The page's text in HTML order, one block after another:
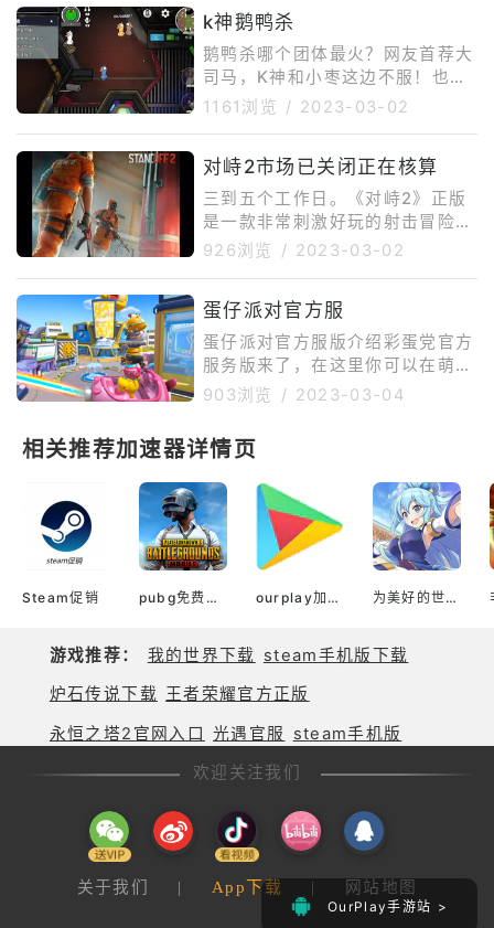
OurPlay手游站 >
（鸭）：雇凶杀手（与保镖同时选
择），食鸟鸭，静音，专业杀手，
间谍，刺客，派对，爆炸王，身份
窃贼，丧葬者，隐形，连环杀手；
中立阵营：呆呆鸟，决斗呆呆鸟
们，鸽子，鹈鹕，恋人；本张地图
没有的角色：好人阵营（鹅）：模
仿鹅，政治家，锁匠，冒险家，流
浪儿童，跟踪器；坏
k神鹅鸭杀
鹅鸭杀哪个团体最火？网友首荐大
司马，K神和小枣这边不服！也许
这就是视觉上面的审美疲劳吧，不
让一大群主播重新找到了突破口，
很多主播也通过这款游戏活跃在了
大家的视线当中。通过PUBG是直
接活跃了一把，但是这款游戏的新
鲜度也没有保持很久，最终人气也
开始慢慢下降。而近期又有一款游
戏出现在了大家的视线当中，仿佛
有一种当年PUBG的感觉，那就是
【鹅
1161浏览 / 2023-03-02
对峙2市场已关闭正在核算
三到五个工作日。《对峙2》正版
是一款非常刺激好玩的射击冒险类
游戏。该游戏市场核算需要三到五
20年7月。《对峙2》是Axlebolt
开发的一款FPS射击游戏,2020年
7月出的手游,是以特种部队和犯罪
分子为背景故事作为题材以特种部
队为重心展开的一款第一人称枪战
反恐精英cs的画面效果。”传奇的
926浏览 / 2023-03-02
蛋仔派对官方服
蛋仔派对官方服版介绍彩蛋党官方
服务版来了，在这里你可以在萌萌
变身彩蛋，和小伙伴们一起挑战各
碍！还可以拿起场景中的道具，炸
弹、冰冻、电击甚至放屁helliphe
llip派对，惊喜，专业坑蛋，无限
欢乐！对了，这里有个鸡蛋工坊，
供你发挥想象力。DIY可以创造专
属关卡，分享创意，共建天堂！蛋
仔派对官方服版说明1.随机场景道
具，随时快乐比赛，炸弹，果冻，
903浏览 / 2023-03-04
相关推荐加速器详情页
Steam促销 pubg免费加速器 ourplay加速器官网 为美好的世界献上祝福！ Fantastic Days（韩服）
游戏推荐： 我的世界下载
steam手机版下载
炉石传说下载 王者荣耀官方正版
永恒之塔2官网入口 光遇官服
steam手机版
欢迎关注我们
关于我们 | App下载 | 网站地图